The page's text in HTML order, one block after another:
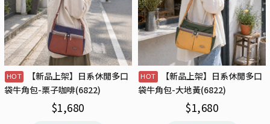
【新品上架】日系休閒多口
袋牛角包-栗子咖啡(6822)
$1,680
【新品上架】日系休閒多口
袋牛角包-大地黃(6822)
$1,680